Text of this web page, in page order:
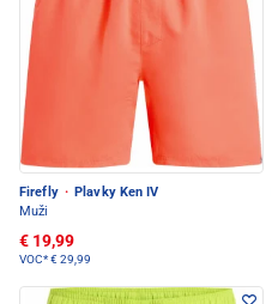
Firefly · Plavky Ken IV
Muži
€ 19,99
VOC*€ 29,99